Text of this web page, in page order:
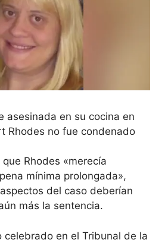
asesinada en su cocina en
Rhodes no fue condenado
Rhodes «merecía
mínima prolongada»,
del caso deberían
más la sentencia.
celebrado en el Tribunal de la